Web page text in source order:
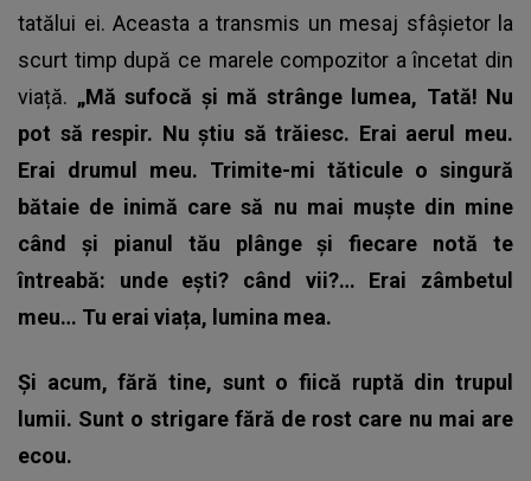
tatălui ei. Aceasta a transmis un mesaj sfâșietor la
scurt timp după ce marele compozitor a încetat din
viață. „Mă sufocă și mă strânge lumea, Tată! Nu
pot să respir. Nu știu să trăiesc. Erai aerul meu.
Erai drumul meu. Trimite-mi tăticule o singură
bătaie de inimă care să nu mai muște din mine
când și pianul tău plânge și fiecare notă te
întreabă: unde ești? când vii?… Erai zâmbetul
meu… Tu erai viața, lumina mea.
Și acum, fără tine, sunt o fiică ruptă din trupul
lumii. Sunt o strigare fără de rost care nu mai are
ecou.